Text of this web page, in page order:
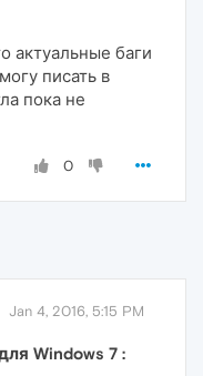
актуальные баги
писать в
пока не
0
Jan 4, 2016, 5:15 PM
Windows 7 :